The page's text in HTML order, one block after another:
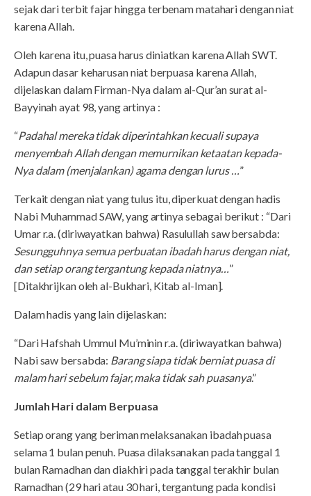
sejak dari terbit fajar hingga terbenam matahari dengan niat
karena Allah.
Oleh karena itu, puasa harus diniatkan karena Allah SWT.
Adapun dasar keharusan niat berpuasa karena Allah,
dijelaskan dalam Firman-Nya dalam al-Qur’an surat al-
Bayyinah ayat 98, yang artinya :
“Padahal mereka tidak diperintahkan kecuali supaya
menyembah Allah dengan memurnikan ketaatan kepada-
Nya dalam (menjalankan) agama dengan lurus … ”
Terkait dengan niat yang tulus itu, diperkuat dengan hadis
Nabi Muhammad SAW, yang artinya sebagai berikut : “Dari
Umar r.a. (diriwayatkan bahwa) Rasulullah saw bersabda:
Sesungguhnya semua perbuatan ibadah harus dengan niat,
dan setiap orang tergantung kepada niatnya… ”
[Ditakhrijkan oleh al-Bukhari, Kitab al-Iman].
Dalam hadis yang lain dijelaskan:
“Dari Hafshah Ummul Mu’minin r.a. (diriwayatkan bahwa)
Nabi saw bersabda: Barang siapa tidak berniat puasa di
malam hari sebelum fajar, maka tidak sah puasanya.”
Jumlah Hari dalam Berpuasa
Setiap orang yang beriman melaksanakan ibadah puasa
selama 1 bulan penuh. Puasa dilaksanakan pada tanggal 1
bulan Ramadhan dan diakhiri pada tanggal terakhir bulan
Ramadhan (29 hari atau 30 hari, tergantung pada kondisi